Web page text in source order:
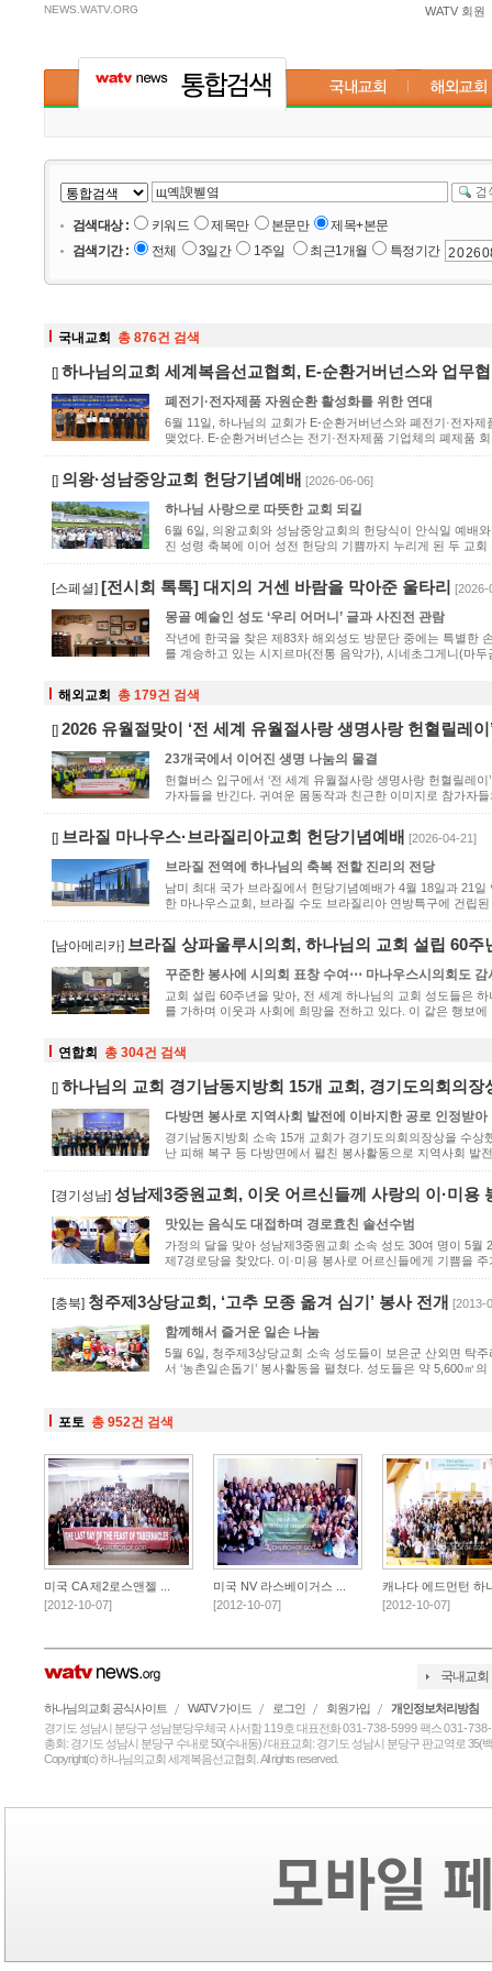
NEWS.WATV.ORG WATV 회원
검색대상 : 키워드 제목만 본문만
제목+본문
검색기간 :
전체 3일간 1주일 최근1개월 특정기간
국내교회 총 876건 검색
[] 하나님의교회 세계복음선교협회, E-순환거버넌스와 업무
폐전기·전자제품 자원순환 활성화를 위한 연대
6월 11일, 하나님의 교회가 E-순환거버넌스와 폐전기·전자
맺었다. E-순환거버넌스는 전기·전자제품 기업체의 폐제품
[] 의왕·성남중앙교회 헌당기념예배 [2026-06-06]
하나님 사랑으로 따뜻한 교회 되길
6월 6일, 의왕교회와 성남중앙교회의 헌당식이 안식일 예배
진 성령 축복에 이어 성전 헌당의 기쁨까지 누리게 된 두 교회
[스페셜] [전시회 톡톡] 대지의 거센 바람을 막아준 울타리 [2026-
몽골 예술인 성도 ‘우리 어머니’ 글과 사진전 관람
작년에 한국을 찾은 제83차 해외성도 방문단 중에는 특별한
를 계승하고 있는 시지르마(전통 음악가), 시네초그게니(마
해외교회 총 179건 검색
[] 2026 유월절맞이 ‘전 세계 유월절사랑 생명사랑 헌혈릴레이
23개국에서 이어진 생명 나눔의 물결
헌혈버스 입구에서 ‘전 세계 유월절사랑 생명사랑 헌혈릴레이
가자들을 반긴다. 귀여운 몸동작과 친근한 이미지로 참가자
[] 브라질 마나우스·브라질리아교회 헌당기념예배 [2026-04-21]
브라질 전역에 하나님의 축복 전할 진리의 전당
남미 최대 국가 브라질에서 헌당기념예배가 4월 18일과 21
한 마나우스교회, 브라질 수도 브라질리아 연방특구에 건립
[남아메리카] 브라질 상파울루시의회, 하나님의 교회 설립 60주
꾸준한 봉사에 시의회 표창 수여⋯ 마나우스시의회도 감
교회 설립 60주년을 맞아, 전 세계 하나님의 교회 성도들은
를 가하며 이웃과 사회에 희망을 전하고 있다. 이 같은 행보에
연합회 총 304건 검색
[] 하나님의 교회 경기남동지방회 15개 교회, 경기도의회의장
다방면 봉사로 지역사회 발전에 이바지한 공로 인정받아
경기남동지방회 소속 15개 교회가 경기도의회의장상을 수상
난 피해 복구 등 다방면에서 펼친 봉사활동으로 지역사회 발
[경기성남] 성남제3중원교회, 이웃 어르신들께 사랑의 이·미용
맛있는 음식도 대접하며 경로효친 솔선수범
가정의 달을 맞아 성남제3중원교회 소속 성도 30여 명이 5월
제7경로당을 찾았다. 이·미용 봉사로 어르신들에게 기쁨을
[충북] 청주제3상당교회, ‘고추 모종 옮겨 심기’ 봉사 전개 [2013-
함께해서 즐거운 일손 나눔
5월 6일, 청주제3상당교회 소속 성도들이 보은군 산외면 탁
서 ‘농촌일손돕기’ 봉사활동을 펼쳤다. 성도들은 약 5,600㎡의
포토 총 952건 검색
미국 CA 제2로스앤젤 ...
[2012-10-07]
미국 NV 라스베이거스 ...
[2012-10-07]
캐나다 에드먼턴 하
[2012-10-07]
국내교회
하나님의교회 공식사이트 WATV 가이드 로그인 회원가입
개인정보처리방침
경기도 성남시 분당구 성남분당우체국 사서함119호 대표전화031-738-5999 팩스031-
총회: 경기도 성남시 분당구 수내로 50(수내동) / 대표교회: 경기도 성남시 분당구 판교역로 35(
Copyright(c) 하나님의교회 세계복음선교협회. All rights reserved.